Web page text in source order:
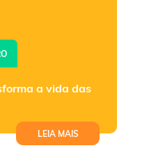
a vida das
LEIA MAIS